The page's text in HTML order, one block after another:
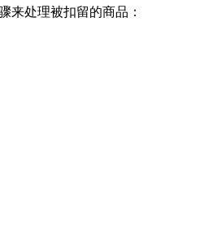
来处理被扣留的商品：